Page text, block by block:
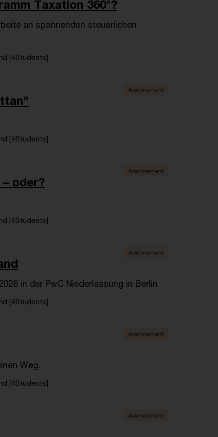
Taxation 360°?
an spannenden steuerlichen
[4Students]
Abonnement
[4Students]
oder?
Abonnement
[4Students]
Abonnement
in der PwC Niederlassung in Berlin
[4Students]
Abonnement
Weg.
[4Students]
Abonnement